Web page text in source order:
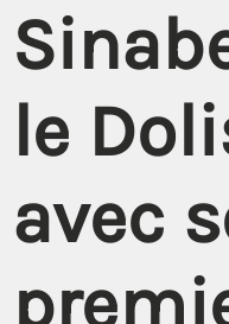
le
avec